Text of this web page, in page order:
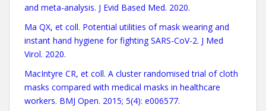
and meta-analysis. J Evid Based Med. 2020.
Ma QX, et coll. Potential utilities of mask wearing and
instant hand hygiene for fighting SARS-CoV-2. J Med
Virol. 2020.
MacIntyre CR, et coll. A cluster randomised trial of cloth
masks compared with medical masks in healthcare
workers. BMJ Open. 2015; 5(4): e006577.